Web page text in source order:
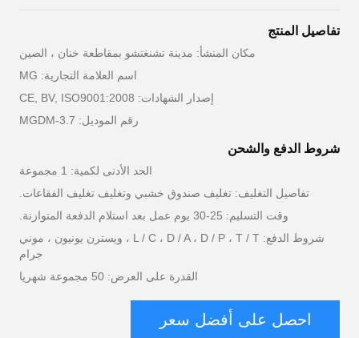
تفاصيل المنتج
مكان المنشأ: مدينة تشنغتشو بمقاطعة خنان ، الصين
اسم العلامة التجارية: MG
إصدار الشهادات: CE, BV, ISO9001:2008
رقم الموديل: MGDM-3.7
شروط الدفع والشحن
الحد الأدنى لكمية: 1 مجموعة
تفاصيل التغليف: تغليف صندوق خشبي وتغليف تغليف الفقاعات.
وقت التسليم: 25-30 يوم عمل بعد استلام الدفعة المتوازنة.
شروط الدفع: L / C ، D / A ، D / P ، T / T ، ويسترن يونيون ، موني
جرام
القدرة على العرض: 50 مجموعة شهريا
احصل على أفضل سعر